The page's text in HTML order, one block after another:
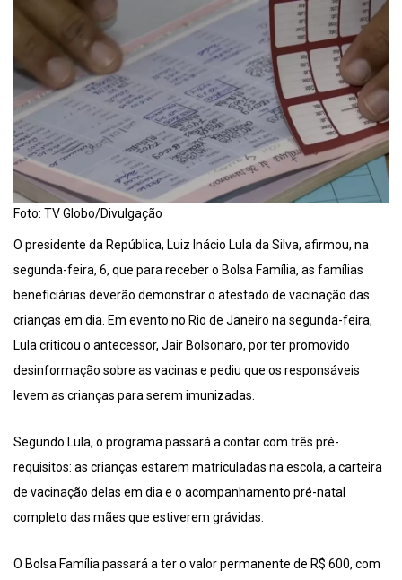
Foto: TV Globo/Divulgação
O presidente da República, Luiz Inácio Lula da Silva, afirmou, na
segunda-feira, 6, que para receber o Bolsa Família, as famílias
beneficiárias deverão demonstrar o atestado de vacinação das
crianças em dia. Em evento no Rio de Janeiro na segunda-feira,
Lula criticou o antecessor, Jair Bolsonaro, por ter promovido
desinformação sobre as vacinas e pediu que os responsáveis
levem as crianças para serem imunizadas.
Segundo Lula, o programa passará a contar com três pré-
requisitos: as crianças estarem matriculadas na escola, a carteira
de vacinação delas em dia e o acompanhamento pré-natal
completo das mães que estiverem grávidas.
O Bolsa Família passará a ter o valor permanente de R$ 600, com